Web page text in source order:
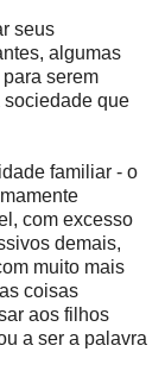
seus
algumas
serem
sociedade que
familiar - o
com excesso
demais,
muito mais
coisas
aos filhos
a ser a palavra